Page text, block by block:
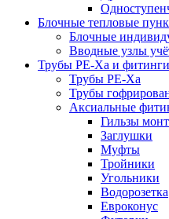
Блочные тепловые
Блочные
Вводные узлы
Трубы РЕ-Ха и фитинги
Трубы РЕ-Ха
Трубы
Аксиальные
Гильзы
Заглушки
Муфты
Тройники
Угольники
Водорозетка
Евроконус